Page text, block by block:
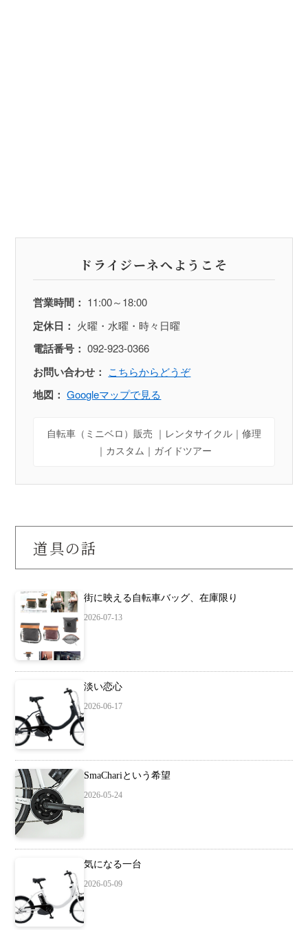
ドライジーネへようこそ
営業時間： 11:00～18:00
定休日： 火曜・水曜・時々日曜
電話番号： 092-923-0366
お問い合わせ： こちらからどうぞ
地図： Googleマップで見る
自転車（ミニベロ）販売 ｜レンタサイクル｜修理
｜カスタム｜ガイドツアー
道具の話
街に映える自転車バッグ、在庫限り
2026-07-13
淡い恋心
2026-06-17
SmaChariという希望
2026-05-24
気になる一台
2026-05-09